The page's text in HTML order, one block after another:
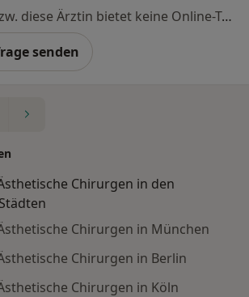
Dieser Arzt bzw. diese Ärztin bietet keine Online-Terminbuchung an diesem Standort an.
senden
Chirurgen in den
Chirurgen in München
Chirurgen in Berlin
Chirurgen in Köln